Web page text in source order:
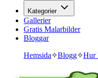
Kategorier
Gallerier
Gratis Malarbilder
Bloggar
Hemsida✧Blogg✧Hur